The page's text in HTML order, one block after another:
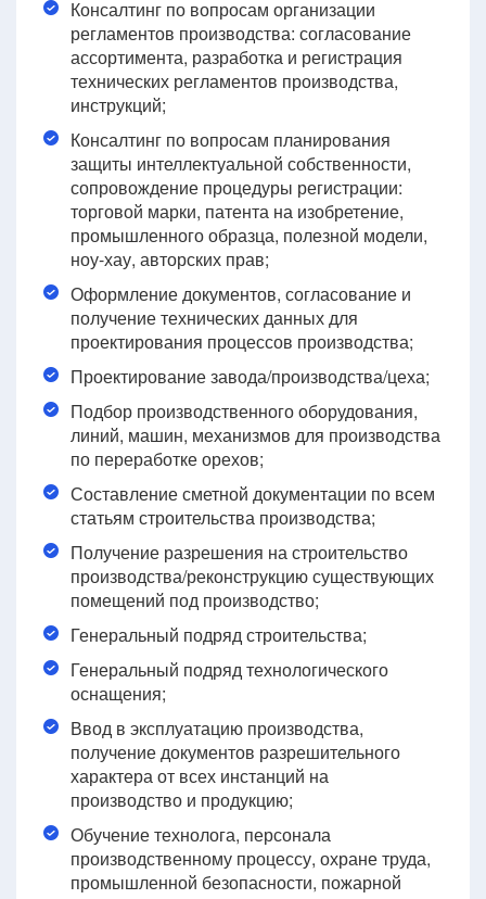
Консалтинг по вопросам организации
регламентов производства: согласование
ассортимента, разработка и регистрация
технических регламентов производства,
инструкций;
Консалтинг по вопросам планирования
защиты интеллектуальной собственности,
сопровождение процедуры регистрации:
торговой марки, патента на изобретение,
промышленного образца, полезной модели,
ноу-хау, авторских прав;
Оформление документов, согласование и
получение технических данных для
проектирования процессов производства;
Проектирование завода/производства/цеха;
Подбор производственного оборудования,
линий, машин, механизмов для производства
по переработке орехов;
Составление сметной документации по всем
статьям строительства производства;
Получение разрешения на строительство
производства/реконструкцию существующих
помещений под производство;
Генеральный подряд строительства;
Генеральный подряд технологического
оснащения;
Ввод в эксплуатацию производства,
получение документов разрешительного
характера от всех инстанций на
производство и продукцию;
Обучение технолога, персонала
производственному процессу, охране труда,
промышленной безопасности, пожарной